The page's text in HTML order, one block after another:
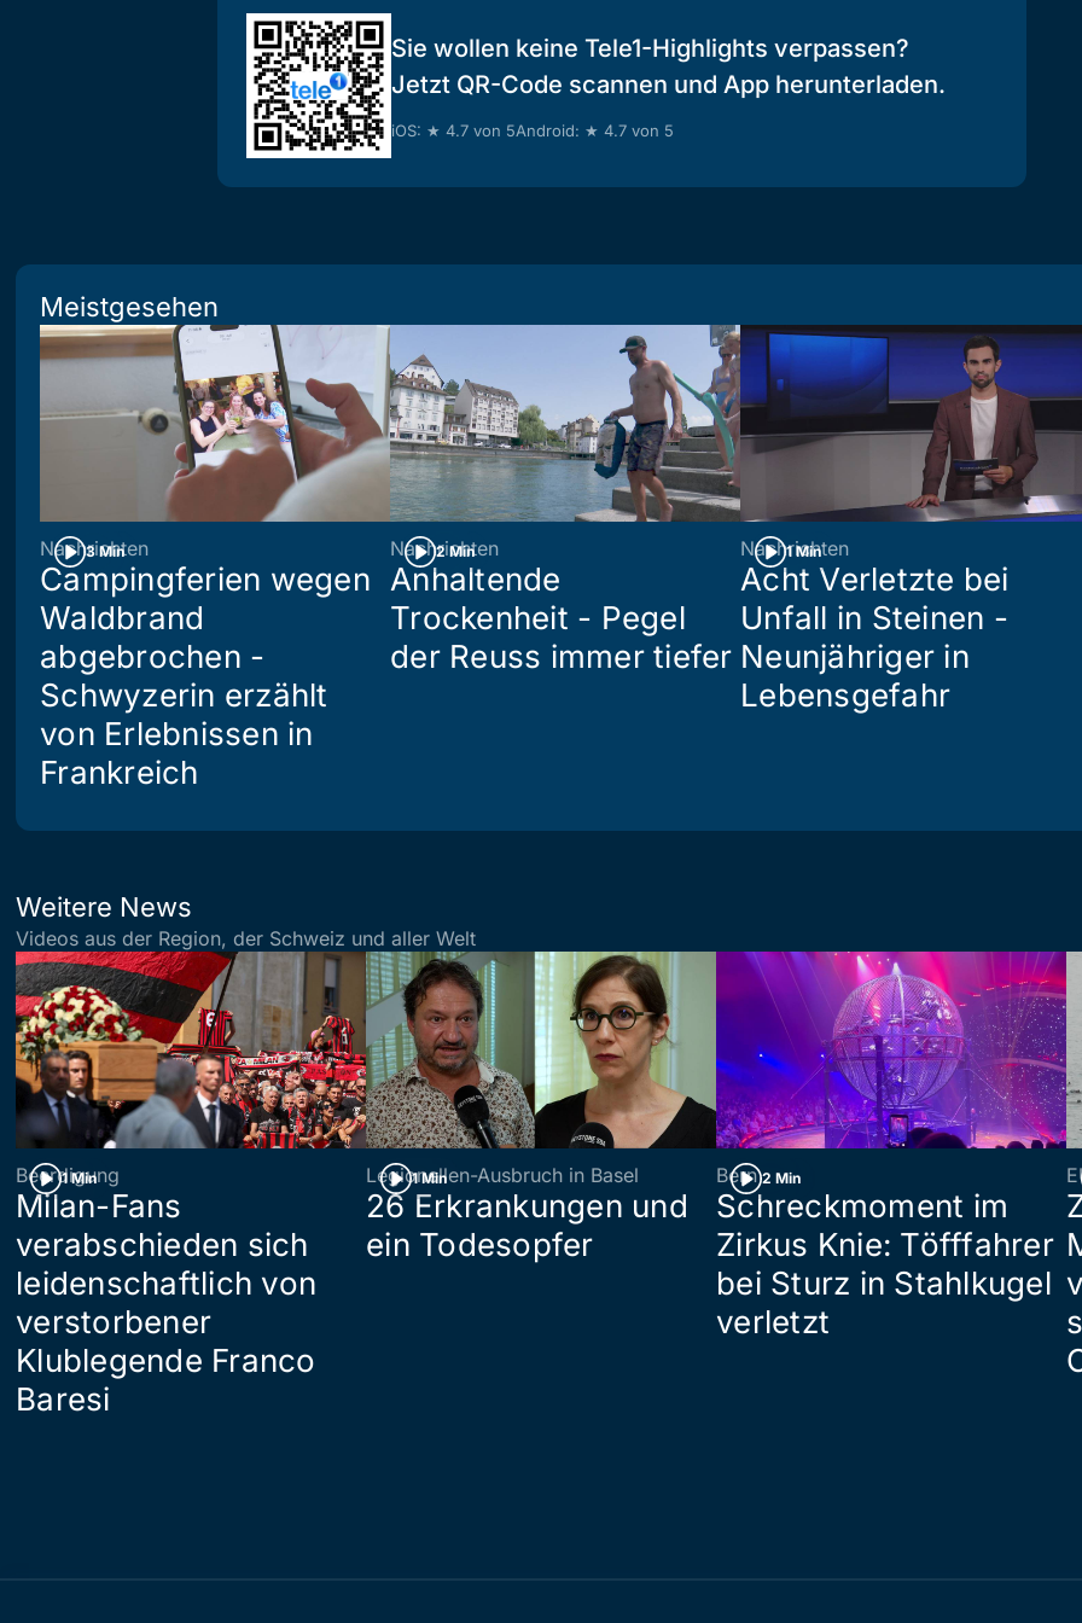
Sie wollen keine Tele1-Highlights verpassen?
Jetzt QR-Code scannen und App herunterladen.
iOS: ★ 4.7 von 5Android: ★ 4.7 von 5
Meistgesehen
3 Min
Nachrichten
Campingferien wegen
Waldbrand
abgebrochen -
Schwyzerin erzählt
von Erlebnissen in
Frankreich
2 Min
Nachrichten
Anhaltende
Trockenheit - Pegel
der Reuss immer tiefer
1 Min
Nachrichten
Acht Verletzte bei
Unfall in Steinen -
Neunjähriger in
Lebensgefahr
Weitere News
Videos aus der Region, der Schweiz und aller Welt
1 Min
Beerdigung
Milan-Fans
verabschieden sich
leidenschaftlich von
verstorbener
Klublegende Franco
Baresi
1 Min
Legionellen-Ausbruch in Basel
26 Erkrankungen und
ein Todesopfer
2 Min
Bern
Schreckmoment im
Zirkus Knie: Töfffahrer
bei Sturz in Stahlkugel
verletzt